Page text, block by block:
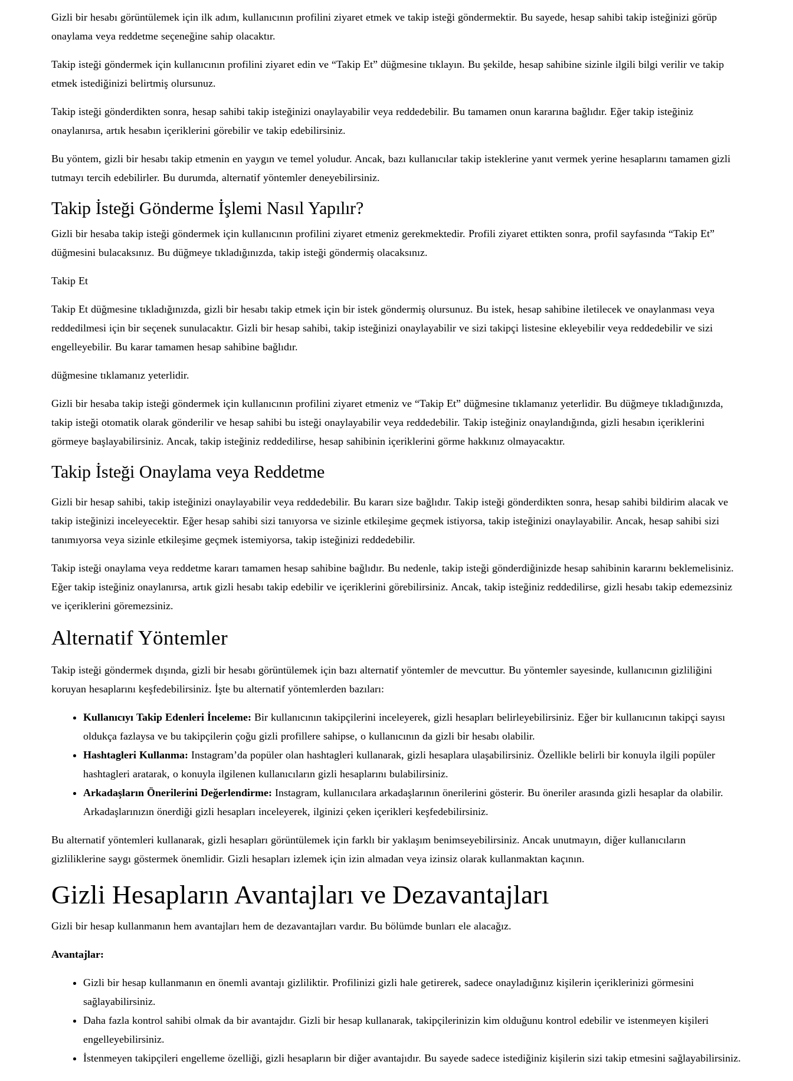
Gizli bir hesabı görüntülemek için ilk adım, kullanıcının profilini ziyaret etmek ve takip isteği göndermektir. Bu sayede, hesap sahibi takip isteğinizi görüp
onaylama veya reddetme seçeneğine sahip olacaktır.
Takip isteği göndermek için kullanıcının profilini ziyaret edin ve “Takip Et” düğmesine tıklayın. Bu şekilde, hesap sahibine sizinle ilgili bilgi verilir ve takip
etmek istediğinizi belirtmiş olursunuz.
Takip isteği gönderdikten sonra, hesap sahibi takip isteğinizi onaylayabilir veya reddedebilir. Bu tamamen onun kararına bağlıdır. Eğer takip isteğiniz
onaylanırsa, artık hesabın içeriklerini görebilir ve takip edebilirsiniz.
Bu yöntem, gizli bir hesabı takip etmenin en yaygın ve temel yoludur. Ancak, bazı kullanıcılar takip isteklerine yanıt vermek yerine hesaplarını tamamen gizli
tutmayı tercih edebilirler. Bu durumda, alternatif yöntemler deneyebilirsiniz.
Takip İsteği Gönderme İşlemi Nasıl Yapılır?
Gizli bir hesaba takip isteği göndermek için kullanıcının profilini ziyaret etmeniz gerekmektedir. Profili ziyaret ettikten sonra, profil sayfasında “Takip Et”
düğmesini bulacaksınız. Bu düğmeye tıkladığınızda, takip isteği göndermiş olacaksınız.
Takip Et
Takip Et düğmesine tıkladığınızda, gizli bir hesabı takip etmek için bir istek göndermiş olursunuz. Bu istek, hesap sahibine iletilecek ve onaylanması veya
reddedilmesi için bir seçenek sunulacaktır. Gizli bir hesap sahibi, takip isteğinizi onaylayabilir ve sizi takipçi listesine ekleyebilir veya reddedebilir ve sizi
engelleyebilir. Bu karar tamamen hesap sahibine bağlıdır.
düğmesine tıklamanız yeterlidir.
Gizli bir hesaba takip isteği göndermek için kullanıcının profilini ziyaret etmeniz ve “Takip Et” düğmesine tıklamanız yeterlidir. Bu düğmeye tıkladığınızda,
takip isteği otomatik olarak gönderilir ve hesap sahibi bu isteği onaylayabilir veya reddedebilir. Takip isteğiniz onaylandığında, gizli hesabın içeriklerini
görmeye başlayabilirsiniz. Ancak, takip isteğiniz reddedilirse, hesap sahibinin içeriklerini görme hakkınız olmayacaktır.
Takip İsteği Onaylama veya Reddetme
Gizli bir hesap sahibi, takip isteğinizi onaylayabilir veya reddedebilir. Bu kararı size bağlıdır. Takip isteği gönderdikten sonra, hesap sahibi bildirim alacak ve
takip isteğinizi inceleyecektir. Eğer hesap sahibi sizi tanıyorsa ve sizinle etkileşime geçmek istiyorsa, takip isteğinizi onaylayabilir. Ancak, hesap sahibi sizi
tanımıyorsa veya sizinle etkileşime geçmek istemiyorsa, takip isteğinizi reddedebilir.
Takip isteği onaylama veya reddetme kararı tamamen hesap sahibine bağlıdır. Bu nedenle, takip isteği gönderdiğinizde hesap sahibinin kararını beklemelisiniz.
Eğer takip isteğiniz onaylanırsa, artık gizli hesabı takip edebilir ve içeriklerini görebilirsiniz. Ancak, takip isteğiniz reddedilirse, gizli hesabı takip edemezsiniz
ve içeriklerini göremezsiniz.
Alternatif Yöntemler
Takip isteği göndermek dışında, gizli bir hesabı görüntülemek için bazı alternatif yöntemler de mevcuttur. Bu yöntemler sayesinde, kullanıcının gizliliğini
koruyan hesaplarını keşfedebilirsiniz. İşte bu alternatif yöntemlerden bazıları:
Kullanıcıyı Takip Edenleri İnceleme: Bir kullanıcının takipçilerini inceleyerek, gizli hesapları belirleyebilirsiniz. Eğer bir kullanıcının takipçi sayısı
oldukça fazlaysa ve bu takipçilerin çoğu gizli profillere sahipse, o kullanıcının da gizli bir hesabı olabilir.
Hashtagleri Kullanma: Instagram’da popüler olan hashtagleri kullanarak, gizli hesaplara ulaşabilirsiniz. Özellikle belirli bir konuyla ilgili popüler
hashtagleri aratarak, o konuyla ilgilenen kullanıcıların gizli hesaplarını bulabilirsiniz.
Arkadaşların Önerilerini Değerlendirme: Instagram, kullanıcılara arkadaşlarının önerilerini gösterir. Bu öneriler arasında gizli hesaplar da olabilir.
Arkadaşlarınızın önerdiği gizli hesapları inceleyerek, ilginizi çeken içerikleri keşfedebilirsiniz.
Bu alternatif yöntemleri kullanarak, gizli hesapları görüntülemek için farklı bir yaklaşım benimseyebilirsiniz. Ancak unutmayın, diğer kullanıcıların
gizliliklerine saygı göstermek önemlidir. Gizli hesapları izlemek için izin almadan veya izinsiz olarak kullanmaktan kaçının.
Gizli Hesapların Avantajları ve Dezavantajları
Gizli bir hesap kullanmanın hem avantajları hem de dezavantajları vardır. Bu bölümde bunları ele alacağız.
Avantajlar:
Gizli bir hesap kullanmanın en önemli avantajı gizliliktir. Profilinizi gizli hale getirerek, sadece onayladığınız kişilerin içeriklerinizi görmesini
sağlayabilirsiniz.
Daha fazla kontrol sahibi olmak da bir avantajdır. Gizli bir hesap kullanarak, takipçilerinizin kim olduğunu kontrol edebilir ve istenmeyen kişileri
engelleyebilirsiniz.
İstenmeyen takipçileri engelleme özelliği, gizli hesapların bir diğer avantajıdır. Bu sayede sadece istediğiniz kişilerin sizi takip etmesini sağlayabilirsiniz.